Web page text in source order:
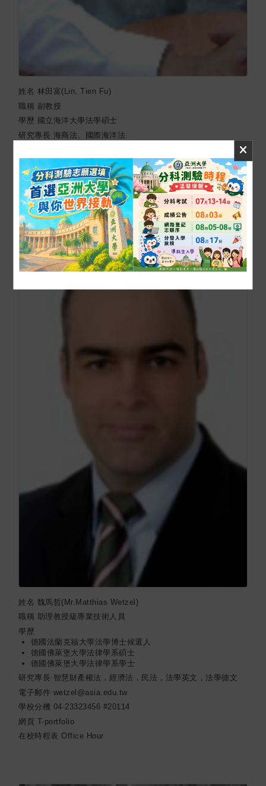
姓名 林田富(Lin, Tien Fu)
職稱 副教授
學歷 國立海洋大學法學碩士
研究專長 海商法、國際海洋法
學校分機
04-23323456 #6438
網頁 T-portfolio
在校時程表 Office Hour
姓名 魏馬哲(Mr.Matthias Wetzel)
職稱 助理教授級專業技術人員
學歷
德國法蘭克福大學法學博士候選人
德國佛萊堡大學法律學系碩士
德國佛萊堡大學法律學系學士
研究專長 智慧財產權法，經濟法，民法，法學英文，法學德文
電子郵件 wetzel@asia.edu.tw
學校分機 04-23323456 #20114
網頁 T-portfolio
在校時程表 Office Hour